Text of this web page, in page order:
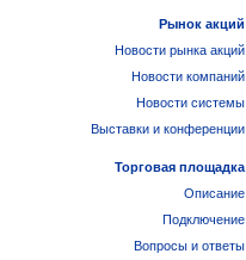
Рынок акций
Новости рынка акций
Новости компаний
Новости системы
Выставки и конференции
Торговая площадка
Описание
Подключение
Вопросы и ответы